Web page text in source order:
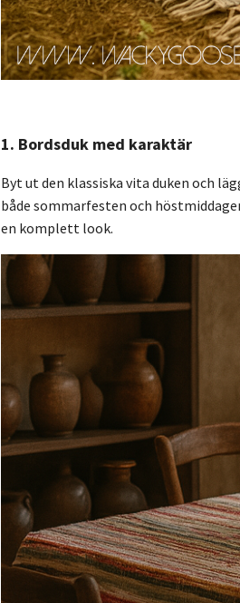
1. Bordsduk med karaktär
Byt ut den klassiska vita duken och
både sommarfesten och
en komplett look.